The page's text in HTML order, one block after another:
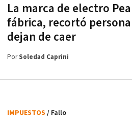
La marca de electro
fábrica, recortó
dejan de caer
PorSoledad Caprini
IMPUESTOS / Fallo